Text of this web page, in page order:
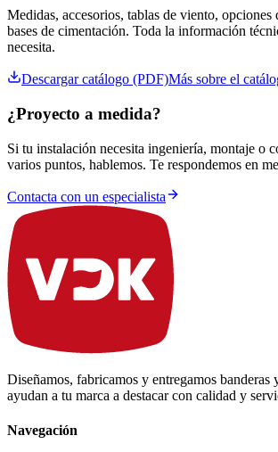
Medidas, accesorios, tablas de viento,
bases de cimentación. Toda la información
necesita.
Descargar catálogo (PDF)Más sobre el
¿Proyecto a medida?
Si tu instalación necesita ingeniería, montaje o
varios puntos, hablemos. Te respondemos en
Contacta con un especialista
Diseñamos, fabricamos y entregamos banderas
ayudan a tu marca a destacar con calidad y
Navegación